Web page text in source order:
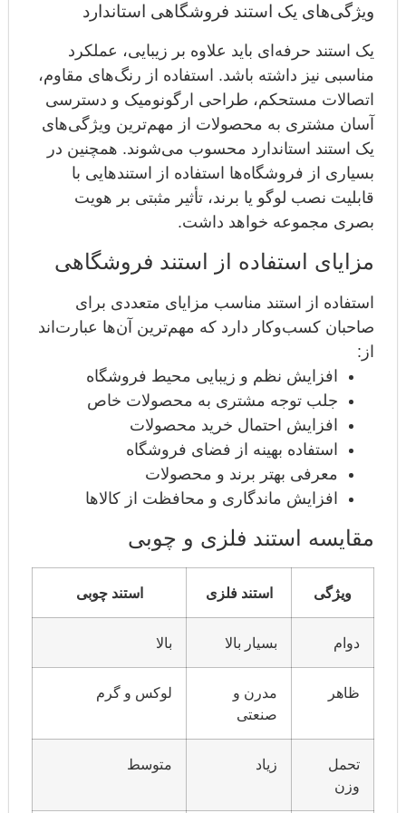
ویژگی‌های یک استند فروشگاهی استاندارد
یک استند حرفه‌ای باید علاوه بر زیبایی، عملکرد
مناسبی نیز داشته باشد. استفاده از رنگ‌های مقاوم،
اتصالات مستحکم، طراحی ارگونومیک و دسترسی
آسان مشتری به محصولات از مهم‌ترین ویژگی‌های
یک استند استاندارد محسوب می‌شوند. همچنین در
بسیاری از فروشگاه‌ها استفاده از استندهایی با
قابلیت نصب لوگو یا برند، تأثیر مثبتی بر هویت
بصری مجموعه خواهد داشت.
مزایای استفاده از استند فروشگاهی
استفاده از استند مناسب مزایای متعددی برای
صاحبان کسب‌وکار دارد که مهم‌ترین آن‌ها عبارت‌اند
از:
افزایش نظم و زیبایی محیط فروشگاه
جلب توجه مشتری به محصولات خاص
افزایش احتمال خرید محصولات
استفاده بهینه از فضای فروشگاه
معرفی بهتر برند و محصولات
افزایش ماندگاری و محافظت از کالاها
مقایسه استند فلزی و چوبی
ویژگی استند فلزی استند چوبی
دوام بسیار بالا بالا
ظاهر
مدرن و
صنعتی
لوکس و گرم
تحمل
وزن
زیاد متوسط